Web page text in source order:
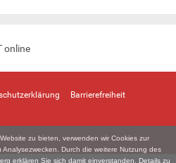
zu bieten, verwenden wir Cookies zur
Durch die weitere Nutzung des
erklären Sie sich damit einverstanden. Details zu
online
Barrierefreiheit